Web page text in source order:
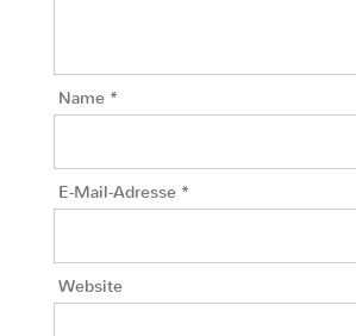
Name *
E-Mail-Adresse *
Website